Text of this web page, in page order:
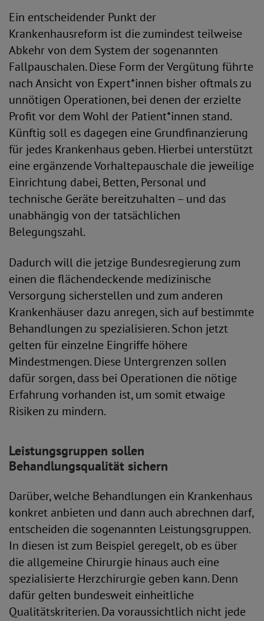
Ein entscheidender Punkt der
Krankenhausreform ist die zumindest teilweise
Abkehr von dem System der sogenannten
Fallpauschalen. Diese Form der Vergütung führte
nach Ansicht von Expert*innen bisher oftmals zu
unnötigen Operationen, bei denen der erzielte
Profit vor dem Wohl der Patient*innen stand.
Künftig soll es dagegen eine Grundfinanzierung
für jedes Krankenhaus geben. Hierbei unterstützt
eine ergänzende Vorhaltepauschale die jeweilige
Einrichtung dabei, Betten, Personal und
technische Geräte bereitzuhalten – und das
unabhängig von der tatsächlichen
Belegungszahl.
Dadurch will die jetzige Bundesregierung zum
einen die flächendeckende medizinische
Versorgung sicherstellen und zum anderen
Krankenhäuser dazu anregen, sich auf bestimmte
Behandlungen zu spezialisieren. Schon jetzt
gelten für einzelne Eingriffe höhere
Mindestmengen. Diese Untergrenzen sollen
dafür sorgen, dass bei Operationen die nötige
Erfahrung vorhanden ist, um somit etwaige
Risiken zu mindern.
Leistungsgruppen sollen
Behandlungsqualität sichern
Darüber, welche Behandlungen ein Krankenhaus
konkret anbieten und dann auch abrechnen darf,
entscheiden die sogenannten Leistungsgruppen.
In diesen ist zum Beispiel geregelt, ob es über
die allgemeine Chirurgie hinaus auch eine
spezialisierte Herzchirurgie geben kann. Denn
dafür gelten bundesweit einheitliche
Qualitätskriterien. Da voraussichtlich nicht jede